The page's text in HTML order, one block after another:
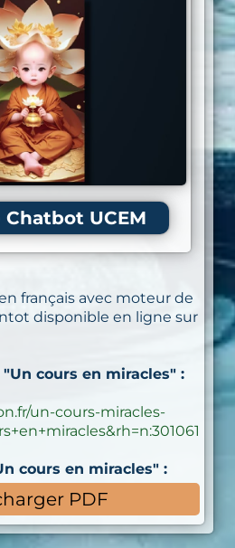
UCEM
français avec moteur de
disponible en ligne sur
cours en miracles" :
un-cours-miracles-
cours en miracles" :
PDF